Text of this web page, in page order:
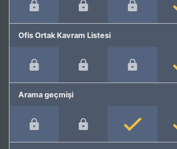
Ofis Ortak Kavram Listesi
Arama geçmişi